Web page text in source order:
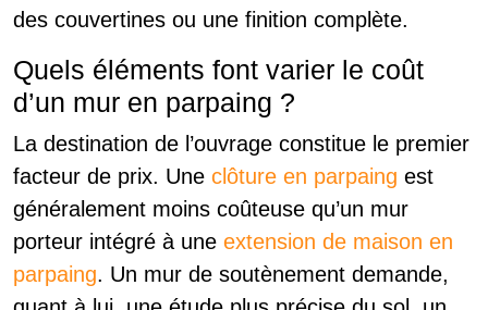
des couvertines ou une finition complète.
Quels éléments font varier le coût
d’un mur en parpaing ?
La destination de l’ouvrage constitue le premier
facteur de prix. Une clôture en parpaing est
généralement moins coûteuse qu’un mur
porteur intégré à une extension de maison en
parpaing. Un mur de soutènement demande,